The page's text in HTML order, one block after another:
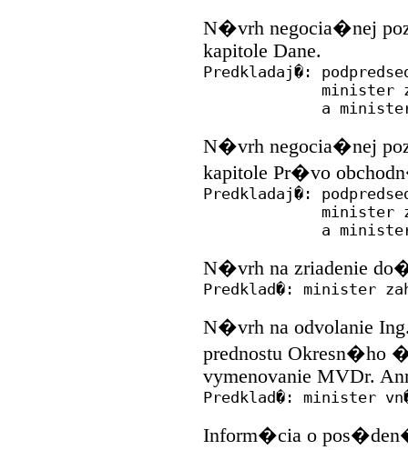
N�vrh negocia�nej
kapitole Dane.
Predkladaj�:
minister
a ministerka
N�vrh negocia�nej
kapitole Pr�vo
Predkladaj�:
minister
a minister
N�vrh na zriadenie
Predklad�: minister
N�vrh na odvolanie
prednostu Okresn�ho
vymenovanie MVDr.
Predklad�: minister
Inform�cia o